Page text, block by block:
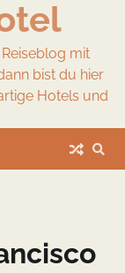
mit
bist du hier
Hotels und